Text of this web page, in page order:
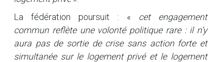
La fédération poursuit : « cet engagement
commun reflète une volonté politique rare : il n’y
aura pas de sortie de crise sans action forte et
simultanée sur le logement privé et le logement